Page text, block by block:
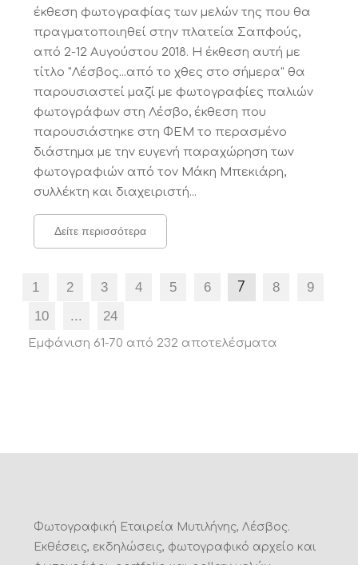
έκθεση φωτογραφίας των μελών της που θα
πραγματοποιηθεί στην πλατεία Σαπφούς,
από 2-12 Αυγούστου 2018. Η έκθεση αυτή με
τίτλο "Λέσβος...από το χθες στο σήμερα" θα
παρουσιαστεί μαζί με φωτογραφίες παλιών
φωτογράφων στη Λέσβο, έκθεση που
παρουσιάστηκε στη ΦΕΜ το περασμένο
διάστημα με την ευγενή παραχώρηση των
φωτογραφιών από τον Μάκη Μπεκιάρη,
συλλέκτη και διαχειριστή...
Δείτε περισσότερα
1 2 3 4 5 6 7 8
9
10
... 24
Εμφάνιση 61-70 από 232 αποτελέσματα
Φωτογραφική Εταιρεία Μυτιλήνης, Λέσβος.
Εκθέσεις, εκδηλώσεις, φωτογραφικό αρχείο και